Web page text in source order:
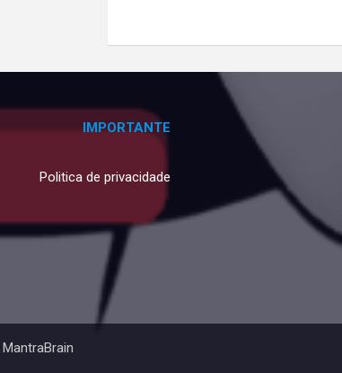
IMPORTANTE
Politica de privacidade
MantraBrain